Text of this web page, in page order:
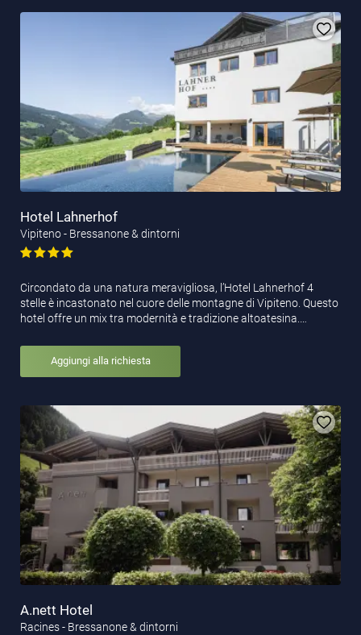
Hotel Lahnerhof
Vipiteno - Bressanone & dintorni
Circondato da una natura meravigliosa, l’Hotel Lahnerhof 4
stelle è incastonato nel cuore delle montagne di Vipiteno. Questo
hotel offre un mix tra modernità e tradizione altoatesina.…
Aggiungi alla richiesta
A.nett Hotel
Racines - Bressanone & dintorni